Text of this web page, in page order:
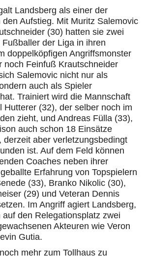
Landsberg als einer der
den Aufstieg. Mit Muritz Salemovic
(30) hatten sie zwei
der Liga in ihren
doppelköpfigen Angriffsmonster
noch Feinfuß Krautschneider
Salemovic nicht nur als
auch als Spieler
Trainiert wird die Mannschaft
Hutterer (32), der selber noch im
zieht, und Andreas Fülla (33),
auch schon 18 Einsätze
derzeit aber verletzungsbedingt
ist. Auf dem Feld können
Coaches neben ihrer
Erfahrung von Topspielern
(33), Branko Nikolic (30),
(29) und Veteran Dennis
Im Angriff agiert Landsberg,
den Relegationsplatz zwei
Akteuren wie Veron
Gutia.
mehr zum Tollhaus zu